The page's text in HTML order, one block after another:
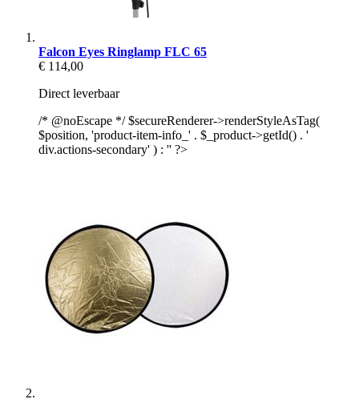
Falcon Eyes Ringlamp FLC 65
€ 114,00
Direct leverbaar
/* @noEscape */ $secureRenderer->renderStyleAsTag(
$position, 'product-item-info_' . $_product->getId() . '
div.actions-secondary' ) : '' ?>